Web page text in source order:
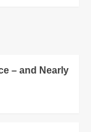
– and Nearly